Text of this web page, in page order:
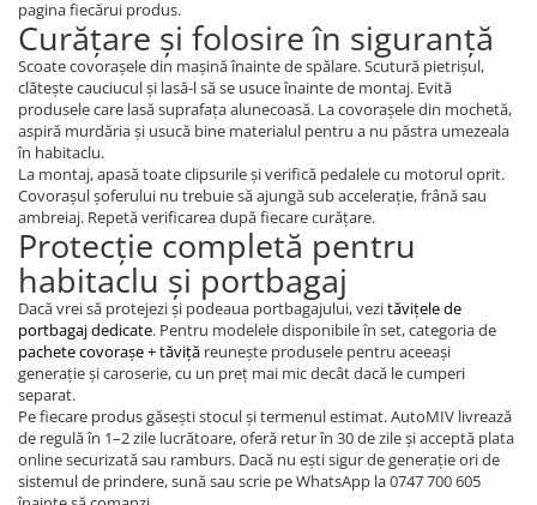
pagina fiecărui produs.
Curățare și folosire în siguranță
Scoate covorașele din mașină înainte de spălare. Scutură pietrișul,
clătește cauciucul și lasă-l să se usuce înainte de montaj. Evită
produsele care lasă suprafața alunecoasă. La covorașele din mochetă,
aspiră murdăria și usucă bine materialul pentru a nu păstra umezeala
în habitaclu.
La montaj, apasă toate clipsurile și verifică pedalele cu motorul oprit.
Covorașul șoferului nu trebuie să ajungă sub accelerație, frână sau
ambreiaj. Repetă verificarea după fiecare curățare.
Protecție completă pentru
habitaclu și portbagaj
Dacă vrei să protejezi și podeaua portbagajului, vezităvițele de
portbagaj dedicate. Pentru modelele disponibile în set, categoria de
pachete covorașe + tăviță reunește produsele pentru aceeași
generație și caroserie, cu un preț mai mic decât dacă le cumperi
separat.
Pe fiecare produs găsești stocul și termenul estimat. AutoMIV livrează
de regulă în 1–2 zile lucrătoare, oferă retur în 30 de zile și acceptă plata
online securizată sau ramburs. Dacă nu ești sigur de generație ori de
sistemul de prindere, sună sau scrie pe WhatsApp la 0747 700 605